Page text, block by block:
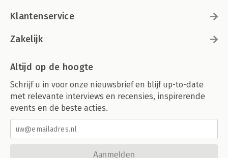
Klantenservice
Zakelijk
Altijd op de hoogte
Schrijf u in voor onze nieuwsbrief en blijf up-to-date
met relevante interviews en recensies, inspirerende
events en de beste acties.
Aanmelden